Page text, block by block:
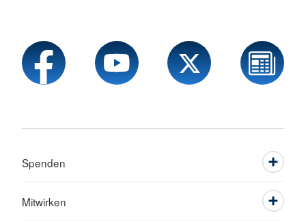
Spenden
Mitwirken